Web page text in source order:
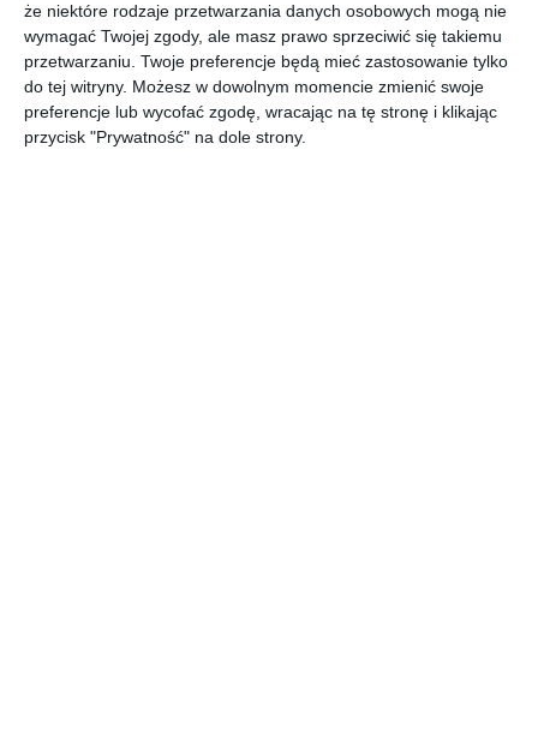
że niektóre rodzaje przetwarzania danych osobowych mogą nie
wymagać Twojej zgody, ale masz prawo sprzeciwić się takiemu
przetwarzaniu. Twoje preferencje będą mieć zastosowanie tylko
do tej witryny. Możesz w dowolnym momencie zmienić swoje
preferencje lub wycofać zgodę, wracając na tę stronę i klikając
przycisk "Prywatność" na dole strony.
NIKE NIKE
5038 6
51500
przejdź do
sklepu
D BY D
DBOF0036
BB00
17940
przejdź do
sklepu
BURBERRY
0BE1350
1109
79920
przejdź do
SEEN
SNDF02
DD00
7920
przejdź do